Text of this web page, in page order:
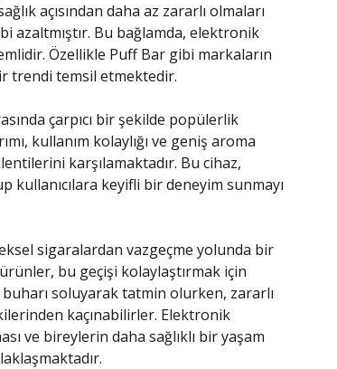
açısından daha az zararlı olmaları
azaltmıştır. Bu bağlamda, elektronik
Özellikle Puff Bar gibi markaların
trendi temsil etmektedir.
çarpıcı bir şekilde popülerlik
kullanım kolaylığı ve geniş aroma
karşılamaktadır. Bu cihaz,
keyifli bir deneyim sunmayı
sigaralardan vazgeçme yolunda bir
bu geçişi kolaylaştırmak için
buharı soluyarak tatmin olurken, zararlı
kaçınabilirler. Elektronik
ve bireylerin daha sağlıklı bir yaşam